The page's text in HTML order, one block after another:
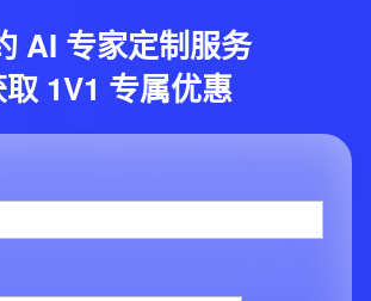
AI 专家定制服务
1V1 专属优惠